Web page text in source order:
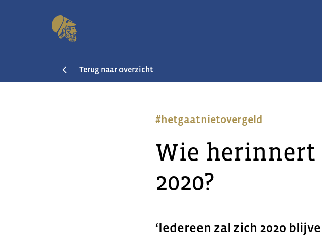
Terug naar overzicht
#hetgaatnietovergeld
Wie herinnert
2020?
‘Iedereen zal zich 2020